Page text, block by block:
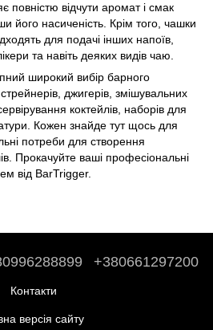
повністю відчути аромат і смак
його насиченість. Крім того, чашки
для подачі інших напоїв,
та навіть деяких видів чаю.
широкий вибір барного
джигерів, змішувальних
коктейлів, наборів для
. Кожен знайде тут щось для
потреби для створення
Прокачуйте ваші професіональні
від BarTrigger.
+380661297200
Контакти
версія сайту